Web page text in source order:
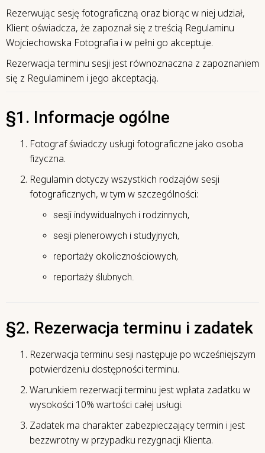
Rezerwując sesję fotograficzną oraz biorąc w niej udział,
Klient oświadcza, że zapoznał się z treścią Regulaminu
Wojciechowska Fotografia i w pełni go akceptuje.
Rezerwacja terminu sesji jest równoznaczna z zapoznaniem
się z Regulaminem i jego akceptacją.
§1. Informacje ogólne
Fotograf świadczy usługi fotograficzne jako osoba
fizyczna.
Regulamin dotyczy wszystkich rodzajów sesji
fotograficznych, w tym w szczególności:
sesji indywidualnych i rodzinnych,
sesji plenerowych i studyjnych,
reportaży okolicznościowych,
reportaży ślubnych.
§2. Rezerwacja terminu i zadatek
Rezerwacja terminu sesji następuje po wcześniejszym
potwierdzeniu dostępności terminu.
Warunkiem rezerwacji terminu jest wpłata zadatku w
wysokości 10% wartości całej usługi.
Zadatek ma charakter zabezpieczający termin i jest
bezzwrotny w przypadku rezygnacji Klienta.